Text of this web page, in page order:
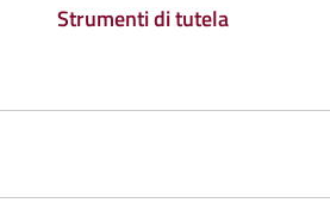
Strumenti di tutela